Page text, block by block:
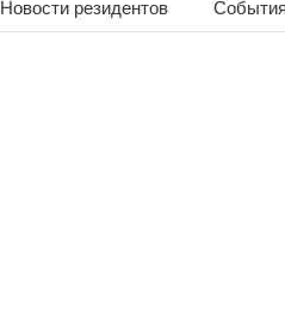
Новости резидентов